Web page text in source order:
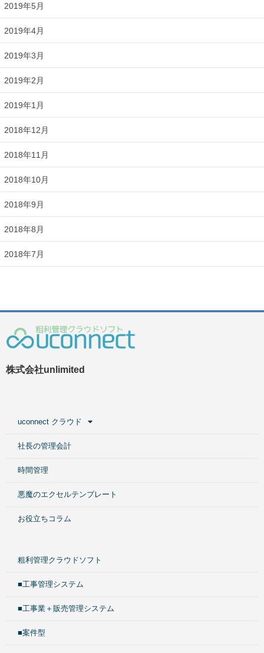
2019年5月
2019年4月
2019年3月
2019年2月
2019年1月
2018年12月
2018年11月
2018年10月
2018年9月
2018年8月
2018年7月
株式会社unlimited
uconnect クラウド
社長の管理会計
時間管理
悪魔のエクセルテンプレート
お役立ちコラム
粗利管理クラウドソフト
■工事管理システム
■工事業＋販売管理システム
■案件型